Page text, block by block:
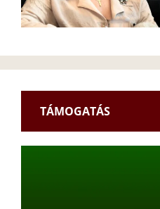
TÁMOGATÁS